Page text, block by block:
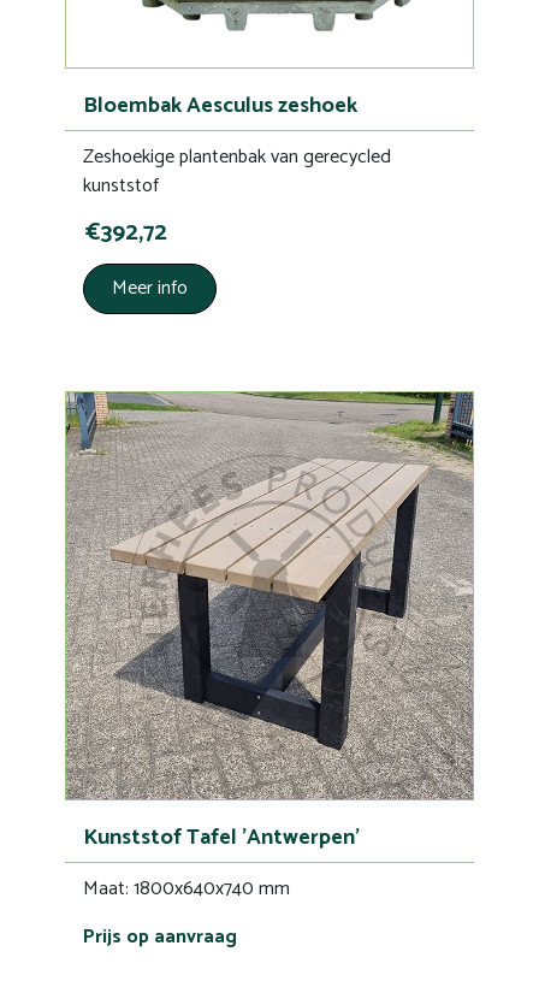
Bloembak Aesculus zeshoek
Zeshoekige plantenbak van gerecycled
kunststof
€392,72
Meer info
Kunststof Tafel 'Antwerpen'
Maat: 1800x640x740 mm
Prijs op aanvraag